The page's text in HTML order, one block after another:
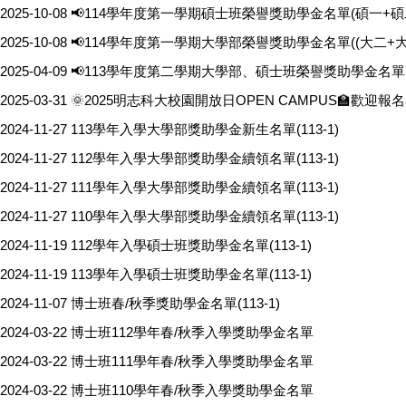
2025-10-08 📢114學年度第一學期碩士班榮譽獎助學金名單(碩一+
2025-10-08 📢114學年度第一學期大學部榮譽獎助學金名單((大二+
2025-04-09 📢113學年度第二學期大學部、碩士班榮譽獎助學金名單
2025-03-31 🌞2025明志科大校園開放日OPEN CAMPUS🏫歡迎報
2024-11-27 113學年入學大學部獎助學金新生名單(113-1)
2024-11-27 112學年入學大學部獎助學金續領名單(113-1)
2024-11-27 111學年入學大學部獎助學金續領名單(113-1)
2024-11-27 110學年入學大學部獎助學金續領名單(113-1)
2024-11-19 112學年入學碩士班獎助學金名單(113-1)
2024-11-19 113學年入學碩士班獎助學金名單(113-1)
2024-11-07 博士班春/秋季獎助學金名單(113-1)
2024-03-22 博士班112學年春/秋季入學獎助學金名單
2024-03-22 博士班111學年春/秋季入學獎助學金名單
2024-03-22 博士班110學年春/秋季入學獎助學金名單